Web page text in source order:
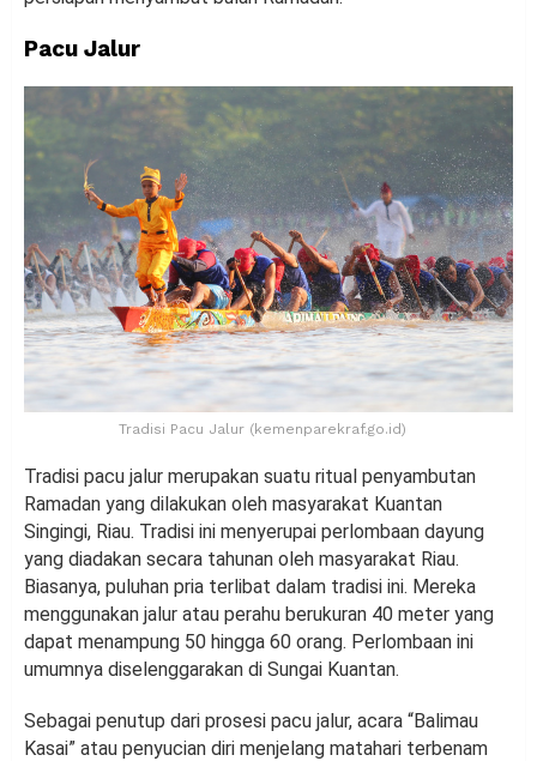
Pacu Jalur
Tradisi Pacu Jalur (kemenparekraf.go.id)
Tradisi pacu jalur merupakan suatu ritual penyambutan
Ramadan yang dilakukan oleh masyarakat Kuantan
Singingi, Riau. Tradisi ini menyerupai perlombaan dayung
yang diadakan secara tahunan oleh masyarakat Riau.
Biasanya, puluhan pria terlibat dalam tradisi ini. Mereka
menggunakan jalur atau perahu berukuran 40 meter yang
dapat menampung 50 hingga 60 orang. Perlombaan ini
umumnya diselenggarakan di Sungai Kuantan.
Sebagai penutup dari prosesi pacu jalur, acara “Balimau
Kasai” atau penyucian diri menjelang matahari terbenam